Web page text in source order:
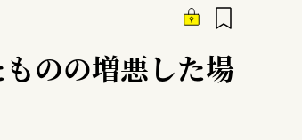
のの増悪した場